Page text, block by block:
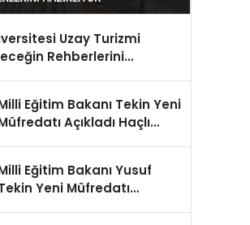
Uzay Turizmi
Rehberlerini
Eğitim Bakanı Tekin Yeni
Açıkladı Haçlı
Eğitim Bakanı Yusuf
Yeni Müfredatı